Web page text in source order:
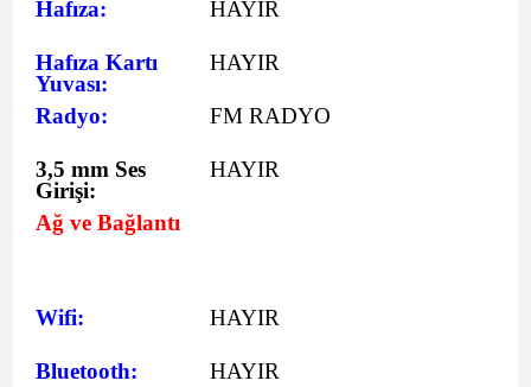
Hafıza: HAYIR
Hafıza Kartı
Yuvası:
HAYIR
Radyo: FM RADYO
3,5 mm Ses
Girişi:
HAYIR
Ağ ve Bağlantı
Wifi: HAYIR
Bluetooth: HAYIR